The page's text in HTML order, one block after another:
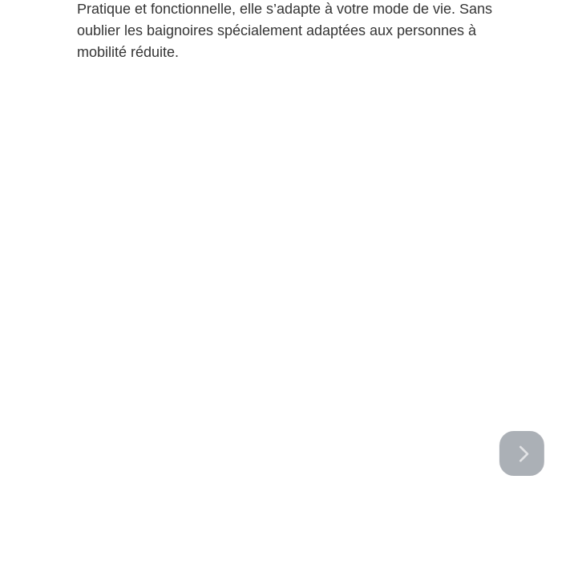
Pratique et fonctionnelle, elle s’adapte à votre mode de vie. Sans
oublier les baignoires spécialement adaptées aux personnes à
mobilité réduite.